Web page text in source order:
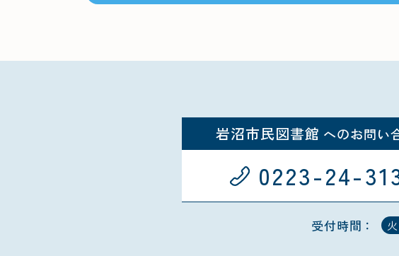
岩沼市民図書館 へのお問い
0223-24-
受付時間：